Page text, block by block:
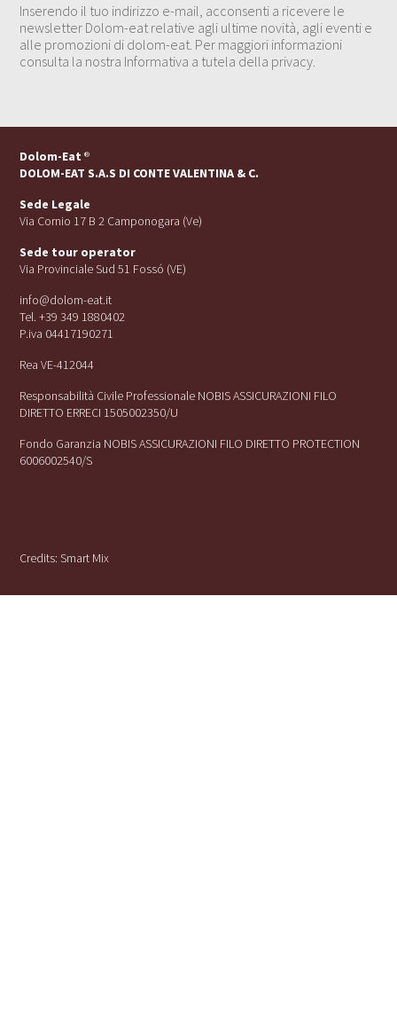
Inserendo il tuo indirizzo e-mail, acconsenti a ricevere le
newsletter Dolom-eat relative agli ultime novità, agli eventi e
alle promozioni di dolom-eat. Per maggiori informazioni
consulta la nostra Informativa a tutela della privacy.
Dolom-Eat ®
DOLOM-EAT S.A.S DI CONTE VALENTINA & C.
Sede Legale
Via Cornio 17 B 2 Camponogara (Ve)
Sede tour operator
Via Provinciale Sud 51 Fossó (VE)
info@dolom-eat.it
Tel. +39 349 1880402
P.iva 04417190271
Rea VE-412044
Responsabilità Civile Professionale NOBIS ASSICURAZIONI FILO
DIRETTO ERRECI 1505002350/U
Fondo Garanzia NOBIS ASSICURAZIONI FILO DIRETTO PROTECTION
6006002540/S
Credits:Smart Mix